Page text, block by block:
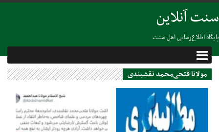
سنت آنلاین
پایگاه اطلاع‌رسانی اهل سنت
مولانا فتحی‌محمد نقشبندی